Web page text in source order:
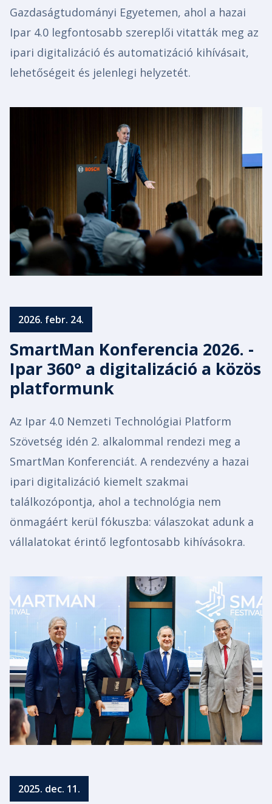
Gazdaságtudományi Egyetemen, ahol a hazai
Ipar 4.0 legfontosabb szereplői vitatták meg az
ipari digitalizáció és automatizáció kihívásait,
lehetőségeit és jelenlegi helyzetét.
2026. febr. 24.
SmartMan Konferencia 2026. -
Ipar 360° a digitalizáció a közös
platformunk
Az Ipar 4.0 Nemzeti Technológiai Platform
Szövetség idén 2. alkalommal rendezi meg a
SmartMan Konferenciát. A rendezvény a hazai
ipari digitalizáció kiemelt szakmai
találkozópontja, ahol a technológia nem
önmagáért kerül fókuszba: válaszokat adunk a
vállalatokat érintő legfontosabb kihívásokra.
2025. dec. 11.